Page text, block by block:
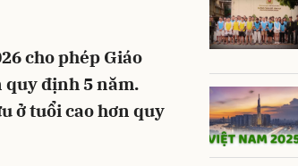
cho phép Giáo
quy định 5 năm.
ở tuổi cao hơn quy